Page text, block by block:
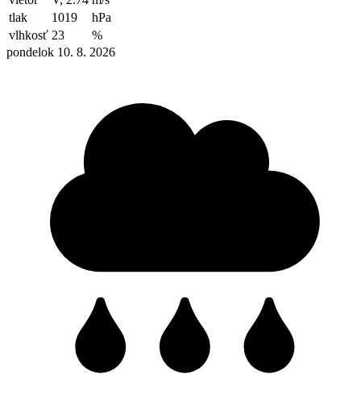
tlak
1019
hPa
vlhkosť 23
%
pondelok 10. 8. 2026